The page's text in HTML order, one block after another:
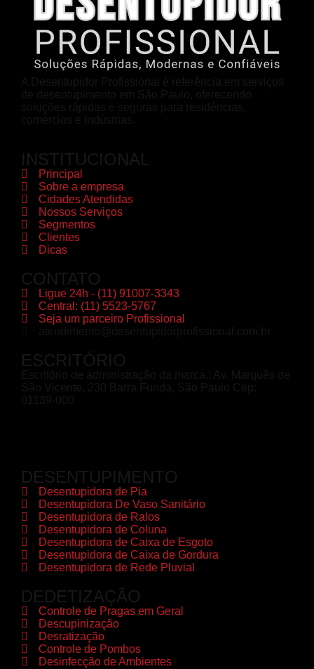
INSTITUCIONAL
Principal
Sobre a empresa
Cidades Atendidas
Nossos Serviços
Segmentos
Clientes
Dicas
CONTATO
Ligue 24h - (11) 91007-3343
Central: (11) 5523-5767
Seja um parceiro Profissional
ESCRITÓRIO
DESENTUPIMENTO
Desentupidora de Pia
Desentupidora De Vaso Sanitário
Desentupidora de Ralos
Desentupidora de Coluna
Desentupidora de Caixa de Esgoto
Desentupidora de Caixa de Gordura
Desentupidora de Rede Pluvial
DEDETIZAÇÃO
Controle de Pragas em Geral
Descupinização
Desratização
Controle de Pombos
Desinfecção de Ambientes